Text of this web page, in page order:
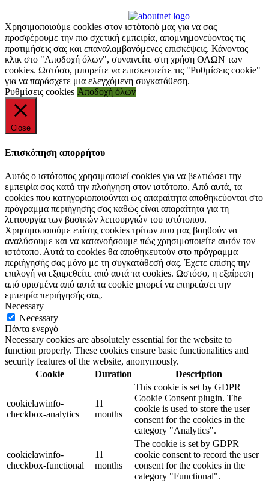
Χρησιμοποιούμε cookies στον ιστότοπό μας για να σας
προσφέρουμε την πιο σχετική εμπειρία, απομνημονεύοντας τις
προτιμήσεις σας και επαναλαμβανόμενες επισκέψεις. Κάνοντας
κλικ στο "Αποδοχή όλων", συναινείτε στη χρήση ΟΛΩΝ των
cookies. Ωστόσο, μπορείτε να επισκεφτείτε τις "Ρυθμίσεις cookie"
για να παράσχετε μια ελεγχόμενη συγκατάθεση.
Ρυθμίσεις cookies Αποδοχή όλων
Close
Επισκόπηση απορρήτου
Αυτός ο ιστότοπος χρησιμοποιεί cookies για να βελτιώσει την
εμπειρία σας κατά την πλοήγηση στον ιστότοπο. Από αυτά, τα
cookies που κατηγοριοποιούνται ως απαραίτητα αποθηκεύονται στο
πρόγραμμα περιήγησής σας καθώς είναι απαραίτητα για τη
λειτουργία των βασικών λειτουργιών του ιστότοπου.
Χρησιμοποιούμε επίσης cookies τρίτων που μας βοηθούν να
αναλύσουμε και να κατανοήσουμε πώς χρησιμοποιείτε αυτόν τον
ιστότοπο. Αυτά τα cookies θα αποθηκευτούν στο πρόγραμμα
περιήγησής σας μόνο με τη συγκατάθεσή σας. Έχετε επίσης την
επιλογή να εξαιρεθείτε από αυτά τα cookies. Ωστόσο, η εξαίρεση
από ορισμένα από αυτά τα cookie μπορεί να επηρεάσει την
εμπειρία περιήγησής σας.
Necessary
Necessary
Πάντα ενεργό
Necessary cookies are absolutely essential for the website to
function properly. These cookies ensure basic functionalities and
security features of the website, anonymously.
Cookie
Duration Description
cookielawinfo-
checkbox-analytics
11
months
This cookie is set by GDPR
Cookie Consent plugin. The
cookie is used to store the user
consent for the cookies in the
category "Analytics".
cookielawinfo-
checkbox-functional
11
months
The cookie is set by GDPR
cookie consent to record the user
consent for the cookies in the
category "Functional".